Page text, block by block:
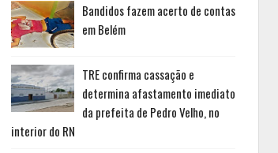
Bandidos fazem acerto de contas
em Belém
TRE confirma cassação e
determina afastamento imediato
da prefeita de Pedro Velho, no
interior do RN